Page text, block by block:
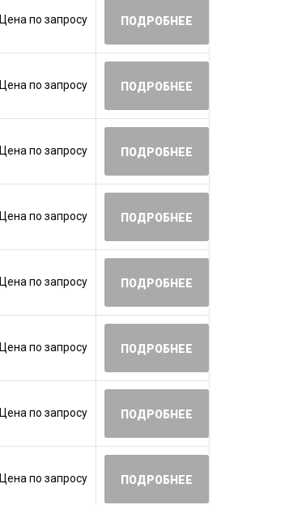
Цена по запросу ПОДРОБНЕЕ
Цена по запросу ПОДРОБНЕЕ
Цена по запросу ПОДРОБНЕЕ
Цена по запросу ПОДРОБНЕЕ
Цена по запросу ПОДРОБНЕЕ
Цена по запросу ПОДРОБНЕЕ
Цена по запросу ПОДРОБНЕЕ
Цена по запросу ПОДРОБНЕЕ